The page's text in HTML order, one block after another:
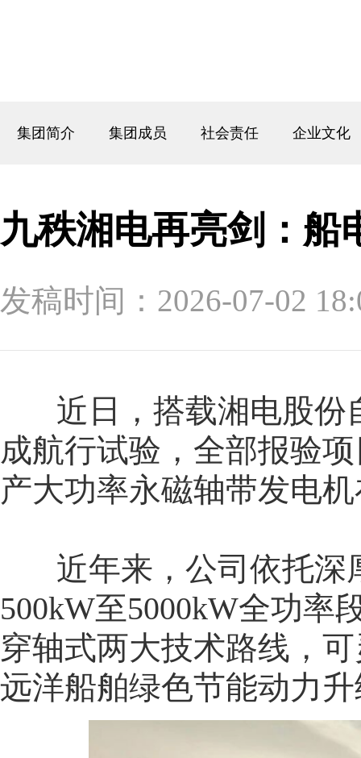
集团简介 集团成员 社会责任 企业文化
九秩湘电再亮剑：船
发稿时间：2026-07-02
近日，搭载湘电股份
成航行试验，全部报验
产大功率永磁轴带发电
近年来，公司依托深
500kW至5000kW全功率
穿轴式两大技术路线，
远洋船舶绿色节能动力